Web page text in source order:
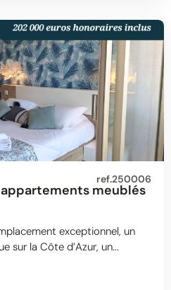
ref.250006
appartements meublés
exceptionnel, un
sur la Côte d’Azur, un...